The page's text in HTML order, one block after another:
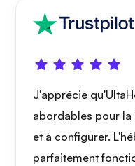
Portainer
J'apprécie
abordables pour la
et à configurer.
parfaitement